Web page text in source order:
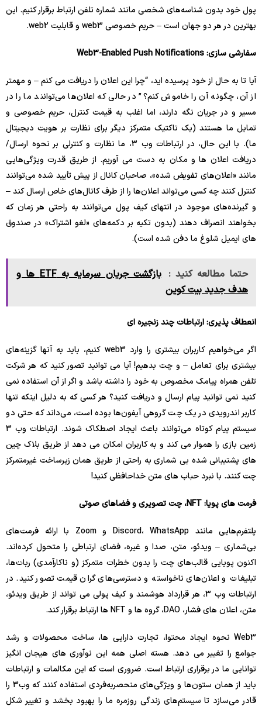
پول خود بدون شناسه‌های شخصی مانند شماره تلفن ارتباط برقرار کنیم. این
بهترین در هر دو جهان است – حریم خصوصی web3 و قابلیت web2.
سفارشی سازی: Web3-Enabled Push Notifications
آیا تا به حال از خود پرسیده اید، “چرا این اعلان را دریافت می کنم – و مهمتر
از آن، چگونه آن را خاموش کنم؟” در حالی که اعلان‌ها می‌توانند ما را در
مسیر و در جریان نگه دارند، اما اغلب به قیمت کنترل، حریم خصوصی و
تمایل ما هستند (یک تاکتیک متمرکز دیگر برای نظارت بر هویت دیجیتال
ما). با این حال، در ارتباطات وب 3، ما نظارت و کنترلی بر نحوه ارسال/
دریافت اعلان ها و مکان به دست می آوریم. از طریق قدرت ویژگی‌هایی
مانند «اعلان‌های تفویض شده»، صاحبان کانال از پیش تأیید شده می‌توانند
کنترل کنند چه کسی می‌تواند اعلان‌ها را از طرف کانال‌های خاص ارسال کند –
و گیرنده‌های موجود در انتهای کیف پول می‌توانند به راحتی هر زمان که
بخواهند انصراف دهند (بدون تکیه بر دکمه‌های «لغو اشتراک» در صندوق
های ایمیل شلوغ ما دفن شده است).
حتما مطالعه کنید :
بازگشت جریان سرمایه به ETF ها و
هدف جدید بیت کوین
انعطاف پذیری: ارتباطات چند زنجیره ای
اگر می‌خواهیم کاربران بیشتری را وارد web3 کنیم، باید به آنها گزینه‌های
بیشتری برای تعامل – و چت بدهیم! آیا می توانید تصور کنید که هر شرکت
تلفن همراه پیامک مخصوص به خود را داشته باشد و اگر از آن استفاده نمی
کنید نمی توانید پیام ارسال و دریافت کنید؟ هر کسی که به دلیل اینکه تنها
کاربر اندرویدی در یک چت گروهی آیفون‌ها بوده است، می‌داند که حتی دو
سیستم پیام کوتاه می‌توانند باعث ایجاد اصطکاک شوند. ارتباطات وب 3
زمین بازی را هموار می کند و به کاربران امکان می دهد از طریق بلاک چین
های پشتیبانی شده بی شماری به راحتی از طریق همان زیرساخت غیرمتمرکز
چت کنند. با نبرد حباب های متن خداحافظی کنید!
فرمت های پویا: NFT، چت تصویری و فضاهای صوتی
پلتفرم‌هایی مانند Discord، WhatsApp و Zoom با ارائه فرمت‌های
بی‌شماری – ویدئو، متن، صدا و غیره، فضای ارتباطی را متحول کرده‌اند.
اکنون پویایی قالب‌های چت را بدون خطرات متمرکز (و ناکارآمدی) ربات‌ها،
تبلیغات و اعلان‌های ناخواسته و دسترسی‌های گران قیمت تصور کنید. در
ارتباطات وب 3، هر قرارداد هوشمند و کیف پولی می تواند از طریق ویدئو،
متن، اعلان های فشار، DAO، گروه ها و NFT ها ارتباط برقرار کند.
Web3 نحوه ایجاد محتوا، تجارت دارایی ها، ساخت محصولات و رشد
جوامع را تغییر می دهد. هسته اصلی همه این نوآوری های هیجان انگیز
توانایی ما در برقراری ارتباط است. ضروری است که این مکالمات و ارتباطات
باید از همان ستون‌ها و ویژگی‌های منحصربه‌فردی استفاده کنند که وب3 را
قادر می‌سازد تا سیستم‌های زندگی روزمره ما را بهبود بخشد و تغییر شکل